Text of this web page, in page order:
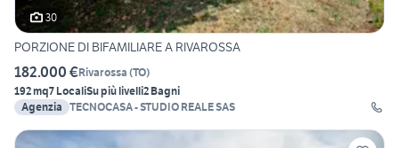
30
PORZIONE DI BIFAMILIARE A RIVAROSSA
182.000 €Rivarossa (TO)
192 mq7 LocaliSu più livelli2 Bagni
Agenzia
TECNOCASA - STUDIO REALE SAS